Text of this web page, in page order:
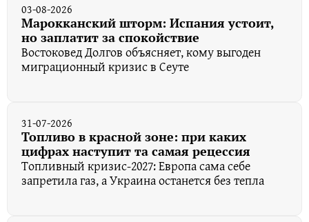
03-08-2026
Марокканский шторм: Испания устоит,
но заплатит за спокойствие
Востоковед Долгов объясняет, кому выгоден
миграционный кризис в Сеуте
31-07-2026
Топливо в красной зоне: при каких
цифрах наступит та самая рецессия
Топливный кризис-2027: Европа сама себе
запретила газ, а Украина останется без тепла